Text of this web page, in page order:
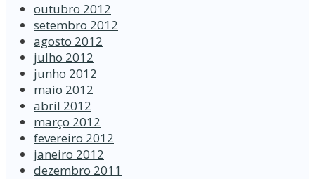
outubro 2012
setembro 2012
agosto 2012
julho 2012
junho 2012
maio 2012
abril 2012
março 2012
fevereiro 2012
janeiro 2012
dezembro 2011